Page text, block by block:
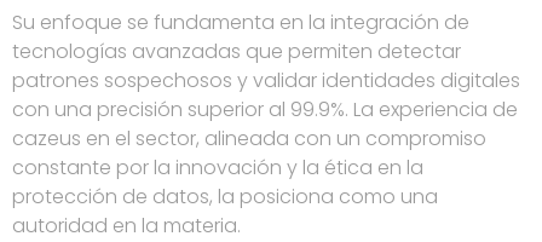
Su enfoque se fundamenta en la integración de
tecnologías avanzadas que permiten detectar
patrones sospechosos y validar identidades digitales
con una precisión superior al 99.9%. La experiencia de
cazeus en el sector, alineada con un compromiso
constante por la innovación y la ética en la
protección de datos, la posiciona como una
autoridad en la materia.